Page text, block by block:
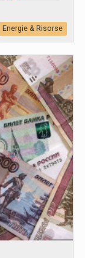
Energie & Risorse